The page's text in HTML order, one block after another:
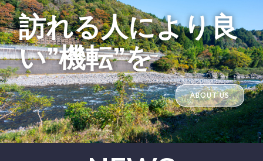
訪れる人により良
い”機転”を
ABOUT US